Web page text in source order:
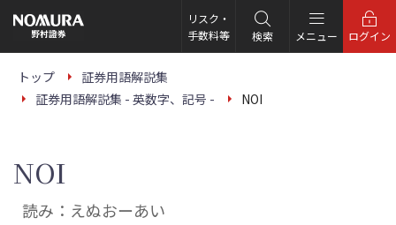
の
ー
リスク・
手数料等
検索 メニュー ログイン
トップ
証券用語解説集
証券用語解説集 - 英数字、記号 -
NOI
NOI
読み：えぬおーあい